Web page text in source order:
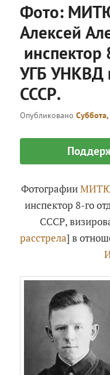
Фото:
Алексей
инспектор
УГБ УНКВД
СССР.
Опубликовано
Фотографии
инспектор 8-го
СССР,
расстрела] в